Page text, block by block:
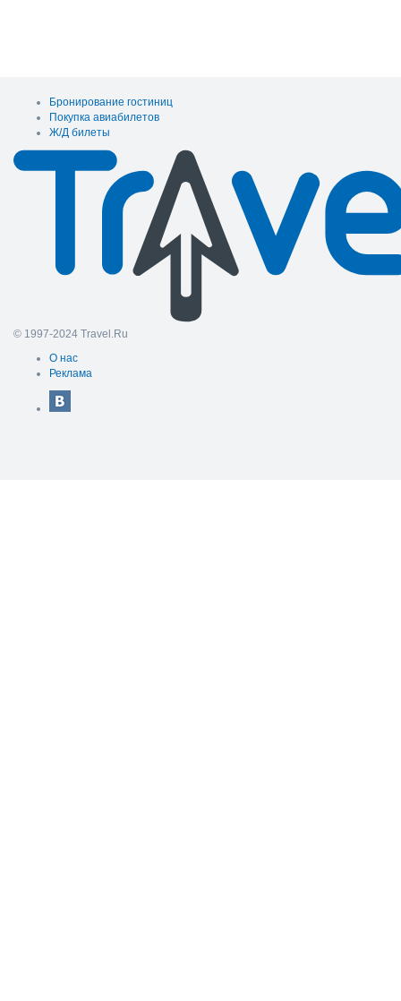
Бронирование гостиниц
Покупка авиабилетов
Ж/Д билеты
© 1997-2024 Travel.Ru
О нас
Реклама